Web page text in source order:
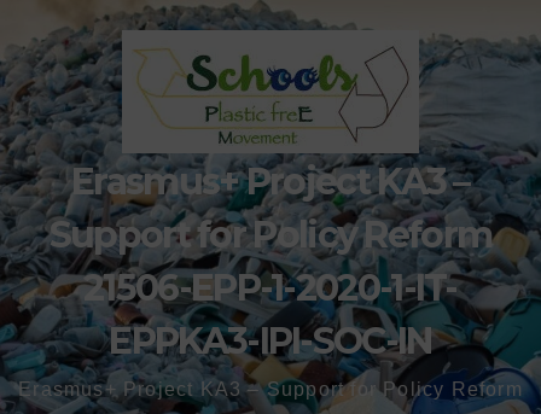
Erasmus+ Project KA3 –
Support for Policy Reform
21506-EPP-1-2020-1-IT-
EPPKA3-IPI-SOC-IN
Erasmus+ Project KA3 – Support for Policy Reform